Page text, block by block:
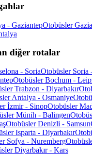
- GaziantepOtobüsler
diğer rotalar
- SoriaOtobüsler Soria
Otobüsler Bochum -
Trabzon - Diyarbakır
Antalya - Osmaniye
İzmir - SinopOtobüsler
Münih - Balingen
Otobüsler Denizli - Samsun
Isparta - Diyarbakır
Sofya - Nuremberg
Diyarbakır - Kars